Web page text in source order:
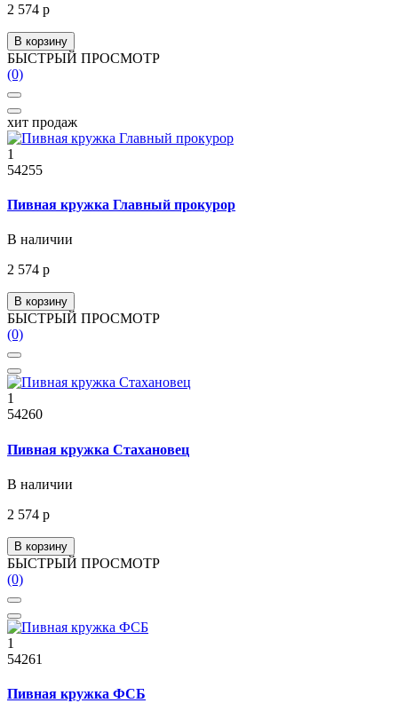
2 574 р
В корзину
БЫСТРЫЙ ПРОСМОТР
(0)
хит продаж
1
54255
Пивная кружка Главный прокурор
В наличии
2 574 р
В корзину
БЫСТРЫЙ ПРОСМОТР
(0)
1
54260
Пивная кружка Стахановец
В наличии
2 574 р
В корзину
БЫСТРЫЙ ПРОСМОТР
(0)
1
54261
Пивная кружка ФСБ